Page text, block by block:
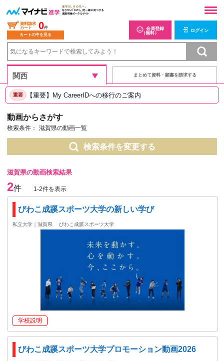
資料請求
カート
0件
カートの中を見る
会員登録
（無料）
ログイン
まとめて資料・願書を請求する
重要 【重要】My CareerIDへの移行のご案内
動画からさがす
検索条件： 滋賀県の動画一覧
検索条件を変更する
滋賀県の動画検索結果
2件 1-2件を表示
びわこ成蹊スポーツ大学の新しい学び
私立大学｜滋賀県 びわこ成蹊スポーツ大学
学校説明
びわこ成蹊スポーツ大学プロモーション動画2026